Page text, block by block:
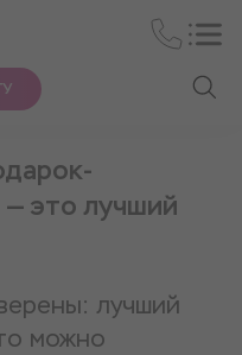
— это лучший
лучший
можно